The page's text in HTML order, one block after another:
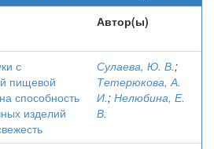
Автор(ы)
с
пищевой
способность
изделий
Сулаева, Ю. В.;
Тетерюкова, А.
И.; Нелюбина, Е.
В.